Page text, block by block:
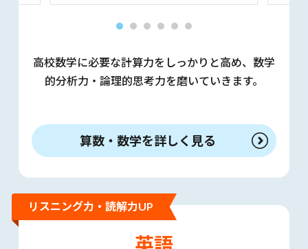
高校数学に必要な計算力をしっかりと高め、数学
的分析力・論理的思考力を磨いていきます。
算数・数学を詳しく見る
リスニング力・読解力UP
英語